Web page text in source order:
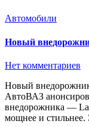
Автомобили
Новый
Нет комментариев
Новый внедорожник Lada Niva Sport: мощность и стиль
АвтоВАЗ
внедорожника —
мощнее и стильнее.